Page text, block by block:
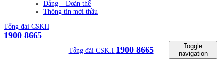
Đảng – Đoàn thể
Thông tin mời thầu
Tổng đài CSKH
1900 8665
Tổng đài CSKH 1900 8665
Toggle
navigation